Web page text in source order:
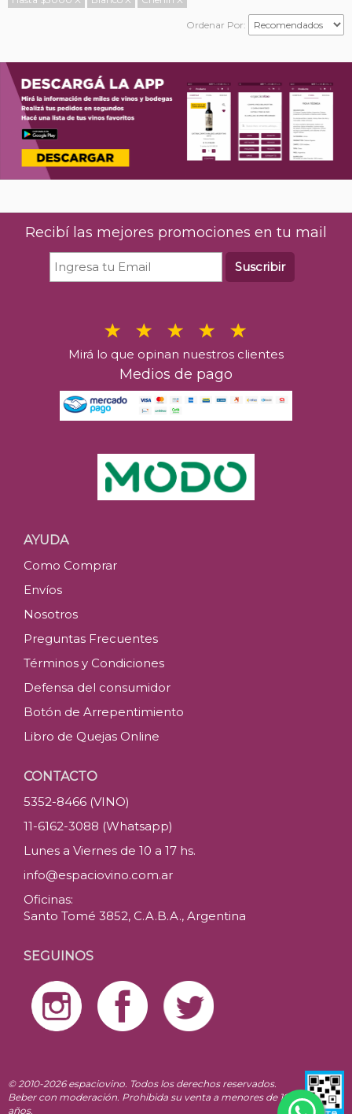
Ordenar Por:
Recibí las mejores promociones en tu mail
Suscribir
Mirá lo que opinan nuestros clientes
Medios de pago
AYUDA
Como Comprar
Envíos
Nosotros
Preguntas Frecuentes
Términos y Condiciones
Defensa del consumidor
Botón de Arrepentimiento
Libro de Quejas Online
CONTACTO
5352-8466 (VINO)
11-6162-3088 (Whatsapp)
Lunes a Viernes de 10 a 17 hs.
info@espaciovino.com.ar
Oficinas:
Santo Tomé 3852, C.A.B.A., Argentina
SEGUINOS
© 2010-2026 espaciovino. Todos los derechos reservados.
Beber con moderación. Prohibida su venta a menores de 18
años.